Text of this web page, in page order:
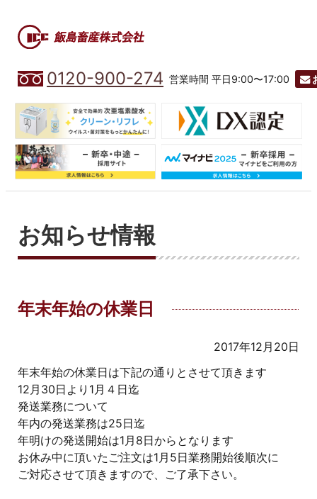
0120-900-274 営業時間 平日9:00〜17:00
お知らせ情報
年末年始の休業日
2017年12月20日
年末年始の休業日は下記の通りとさせて頂きます
12月30日より1月４日迄
発送業務について
年内の発送業務は25日迄
年明けの発送開始は1月8日からとなります
お休み中に頂いたご注文は1月5日業務開始後順次に
ご対応させて頂きますので、ご了承下さい。